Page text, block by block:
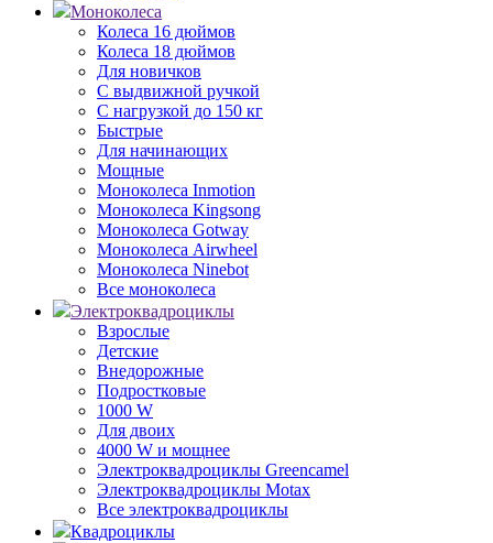
Моноколеса
Колеса 16 дюймов
Колеса 18 дюймов
Для новичков
С выдвижной ручкой
С нагрузкой до 150 кг
Быстрые
Для начинающих
Мощные
Моноколеса Inmotion
Моноколеса Kingsong
Моноколеса Gotway
Моноколеса Airwheel
Моноколеса Ninebot
Все моноколеса
Электроквадроциклы
Взрослые
Детские
Внедорожные
Подростковые
1000 W
Для двоих
4000 W и мощнее
Электроквадроциклы Greencamel
Электроквадроциклы Motax
Все электроквадроциклы
Квадроциклы